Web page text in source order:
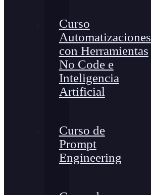
Curso
Automatizaciones
con Herramientas
No Code e
Inteligencia
Artificial
Curso de
Prompt
Engineering